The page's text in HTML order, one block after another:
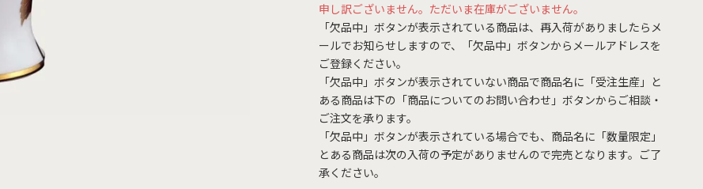
申し訳ございません。ただいま在庫がございません。
「欠品中」ボタンが表示されている商品は、再入荷がありましたらメ
ールでお知らせしますので、「欠品中」ボタンからメールアドレスを
ご登録ください。
「欠品中」ボタンが表示されていない商品で商品名に「受注生産」と
ある商品は下の「商品についてのお問い合わせ」ボタンからご相談・
ご注文を承ります。
「欠品中」ボタンが表示されている場合でも、商品名に「数量限定」
とある商品は次の入荷の予定がありませんので完売となります。ご了
承ください。